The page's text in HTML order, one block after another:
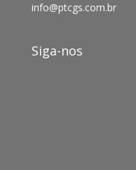
info@ptcgs.com.br
Siga-nos